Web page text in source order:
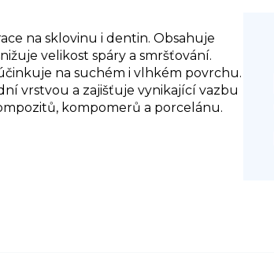
na sklovinu i dentin. Obsahuje
velikost spáry a smršťování.
na suchém i vlhkém povrchu.
vrstvou a zajišťuje vynikající vazbu
kompomerů a porcelánu.